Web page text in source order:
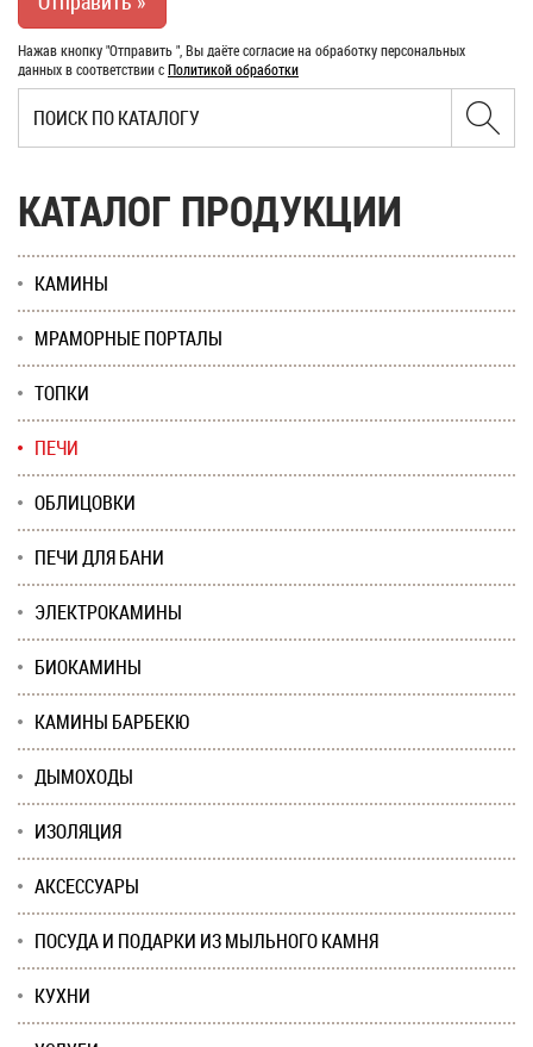
Нажав кнопку "Отправить ", Вы даёте согласие на обработку персональных
данных в соответствии сПолитикой обработки
КАТАЛОГ ПРОДУКЦИИ
КАМИНЫ
МРАМОРНЫЕ ПОРТАЛЫ
ТОПКИ
ПЕЧИ
ОБЛИЦОВКИ
ПЕЧИ ДЛЯ БАНИ
ЭЛЕКТРОКАМИНЫ
БИОКАМИНЫ
КАМИНЫ БАРБЕКЮ
ДЫМОХОДЫ
ИЗОЛЯЦИЯ
АКСЕССУАРЫ
ПОСУДА И ПОДАРКИ ИЗ МЫЛЬНОГО КАМНЯ
КУХНИ